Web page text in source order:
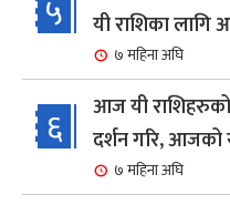
५
यी राशिका
७ महिना अघि
६
आज यी राशिहरुको
दर्शन गरि, आजको
७ महिना अघि